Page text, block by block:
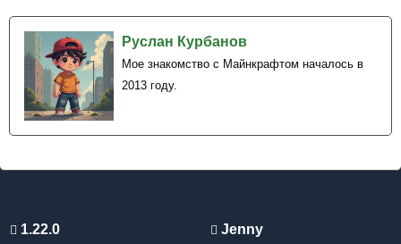
Руслан Курбанов
Мое знакомство с Майнкрафтом началось в
2013 году.
1.22.0 Jenny